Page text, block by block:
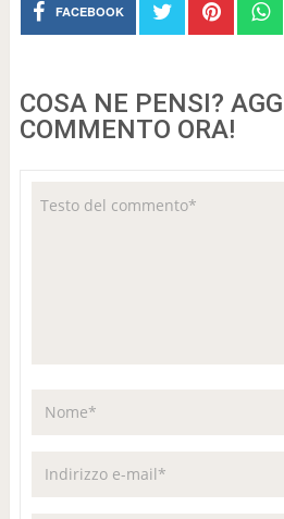
FACEBOOK
COSA NE PENSI?
COMMENTO ORA!